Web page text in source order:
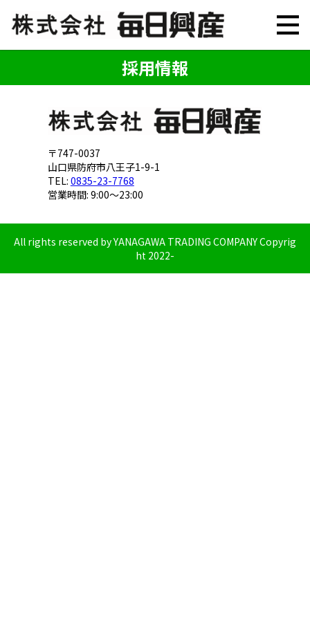
採用情報
〒747-0037
山口県防府市八王子1-9-1
TEL: 0835-23-7768
営業時間: 9:00～23:00
All rights reserved by YANAGAWA TRADING COMPANY Copyrig
ht 2022-